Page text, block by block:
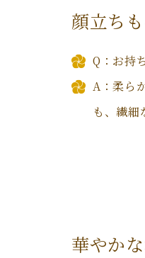
顔立ち
Q：お持
A：柔ら
も、繊
華やか